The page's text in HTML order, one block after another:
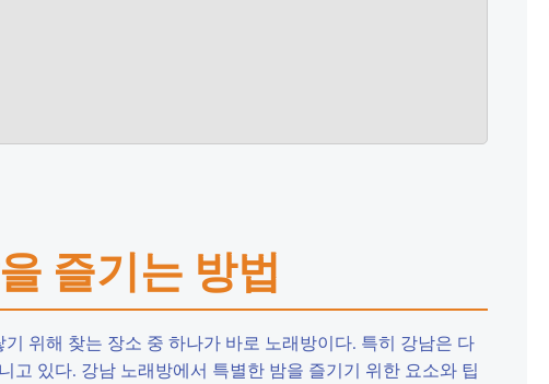
즐기는 방법
위해 찾는 장소 중 하나가 바로 노래방이다. 특히 강남은 다
있다. 강남 노래방에서 특별한 밤을 즐기기 위한 요소와 팁